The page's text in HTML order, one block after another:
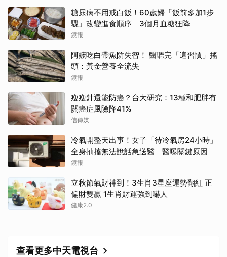
糖尿病不用戒白飯！60歲婦「飯前多加1步
驟」改變進食順序 3個月血糖狂降
鏡報
阿嬤吃白帶魚防失智！ 醫聽完「這習慣」搖
頭：黃金營養全流失
鏡報
瘦瘦針還能防癌？台大研究：13種和肥胖有
關癌症風險降41%
信傳媒
冷氣開整天出事！女子「待冷氣房24小時」
全身抽搐無法說話急送醫 醫曝關鍵原因
鏡報
立秋節氣財神到！3生肖3星座運勢翻紅 正
偏財雙贏 1生肖財運強到嚇人
健康2.0
查看更多中天電視台
取消